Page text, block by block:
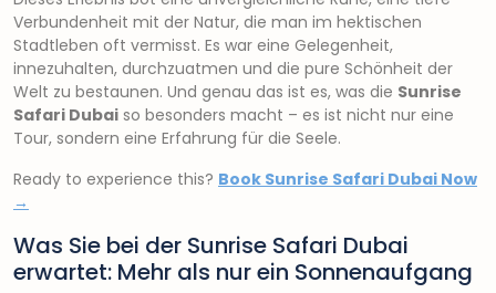
Verbundenheit mit der Natur, die man im hektischen
Stadtleben oft vermisst. Es war eine Gelegenheit,
innezuhalten, durchzuatmen und die pure Schönheit der
Welt zu bestaunen. Und genau das ist es, was die Sunrise
Safari Dubai so besonders macht – es ist nicht nur eine
Tour, sondern eine Erfahrung für die Seele.
Ready to experience this? Book Sunrise Safari Dubai Now
→
Was Sie bei der Sunrise Safari Dubai
erwartet: Mehr als nur ein Sonnenaufgang